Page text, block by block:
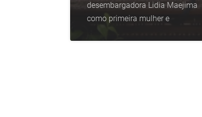
desembargadora Lidia Maejima
como primeira mulher e